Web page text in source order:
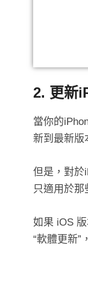
2. 更新
當你的
新到最新版
但是，對於
只適用於那
如果 iOS
“軟體更新”